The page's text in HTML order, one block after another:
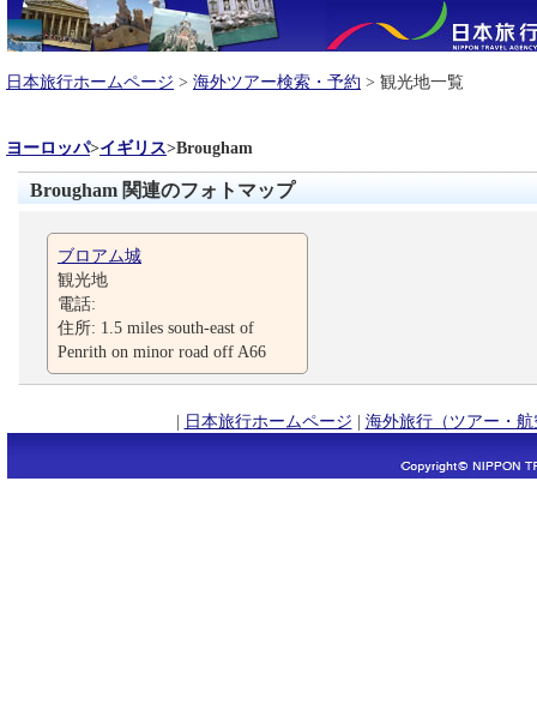
日本旅行ホームページ > 海外ツアー検索・予約 > 観光地一覧
ヨーロッパ>イギリス>Brougham
Brougham 関連のフォトマップ
ブロアム城
観光地
電話:
住所: 1.5 miles south-east of
Penrith on minor road off A66
| 日本旅行ホームページ | 海外旅行（ツアー・航